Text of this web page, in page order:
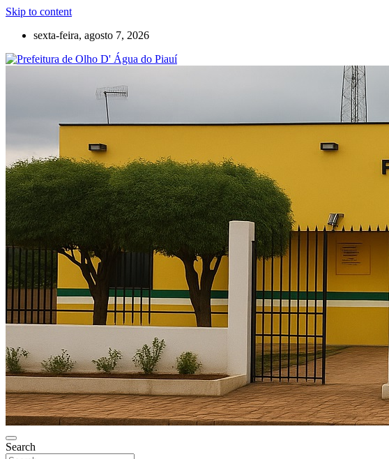
Skip to content
sexta-feira, agosto 7, 2026
Prefeitura de Olho D' Água do Piauí
Olho D'Agua do Piauí – Piauí – Brasil
Search